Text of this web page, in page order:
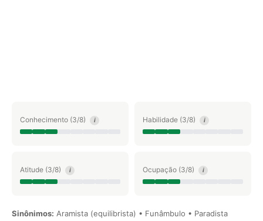
Conhecimento (3/8) i Habilidade (3/8) i
Atitude (3/8) i Ocupação (3/8) i
Sinônimos: Aramista (equilibrista) • Funâmbulo • Paradista